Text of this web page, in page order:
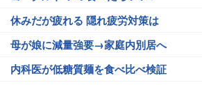
休みだが疲れる 隠れ疲労対策は
母が娘に減量強要→家庭内別居へ
内科医が低糖質麺を食べ比べ検証